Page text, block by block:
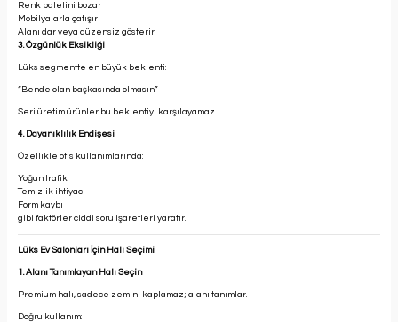
Renk paletini bozar
Mobilyalarla çatışır
Alanı dar veya düzensiz gösterir
3. Özgünlük Eksikliği
Lüks segmentte en büyük beklenti:
“Bende olan başkasında olmasın”
Seri üretim ürünler bu beklentiyi karşılayamaz.
4. Dayanıklılık Endişesi
Özellikle ofis kullanımlarında:
Yoğun trafik
Temizlik ihtiyacı
Form kaybı
gibi faktörler ciddi soru işaretleri yaratır.
Lüks Ev Salonları İçin Halı Seçimi
1. Alanı Tanımlayan Halı Seçin
Premium halı, sadece zemini kaplamaz; alanı tanımlar.
Doğru kullanım: